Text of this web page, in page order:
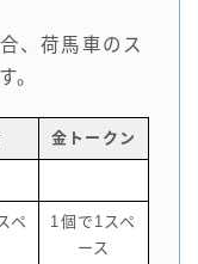
、荷馬車のス
。
金トークン
ペ
1個で1スペ
ース